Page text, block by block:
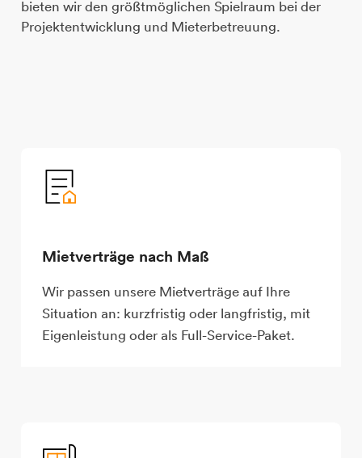
bieten wir den größtmöglichen Spielraum bei der
Projektentwicklung und Mieterbetreuung.
Mietverträge nach Maß
Wir passen unsere Mietverträge auf Ihre
Situation an: kurzfristig oder langfristig, mit
Eigenleistung oder als Full-Service-Paket.